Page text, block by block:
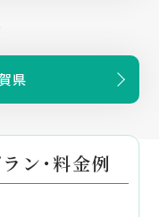
県
ン・料金例